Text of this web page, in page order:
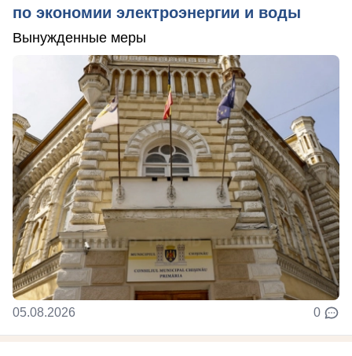
по экономии электроэнергии и воды
Вынужденные меры
05.08.2026 0